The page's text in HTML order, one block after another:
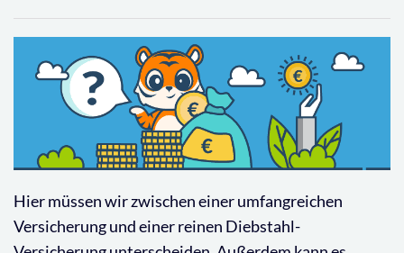
Hier müssen wir zwischen einer umfangreichen
Versicherung und einer reinen Diebstahl-